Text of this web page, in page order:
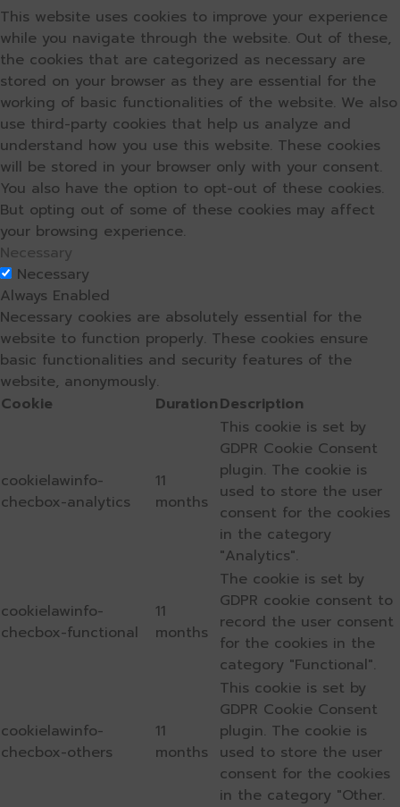
This website uses cookies to improve your experience
while you navigate through the website. Out of these,
the cookies that are categorized as necessary are
stored on your browser as they are essential for the
working of basic functionalities of the website. We also
use third-party cookies that help us analyze and
understand how you use this website. These cookies
will be stored in your browser only with your consent.
You also have the option to opt-out of these cookies.
But opting out of some of these cookies may affect
your browsing experience.
Necessary
Necessary
Always Enabled
Necessary cookies are absolutely essential for the
website to function properly. These cookies ensure
basic functionalities and security features of the
website, anonymously.
Cookie
DurationDescription
cookielawinfo-
checbox-analytics
11
months
This cookie is set by
GDPR Cookie Consent
plugin. The cookie is
used to store the user
consent for the cookies
in the category
"Analytics".
cookielawinfo-
checbox-functional
11
months
The cookie is set by
GDPR cookie consent to
record the user consent
for the cookies in the
category "Functional".
cookielawinfo-
checbox-others
11
months
This cookie is set by
GDPR Cookie Consent
plugin. The cookie is
used to store the user
consent for the cookies
in the category "Other.